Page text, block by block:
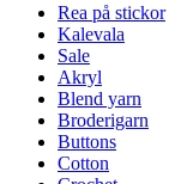
Rea på stickor
Kalevala
Sale
Akryl
Blend yarn
Broderigarn
Buttons
Cotton